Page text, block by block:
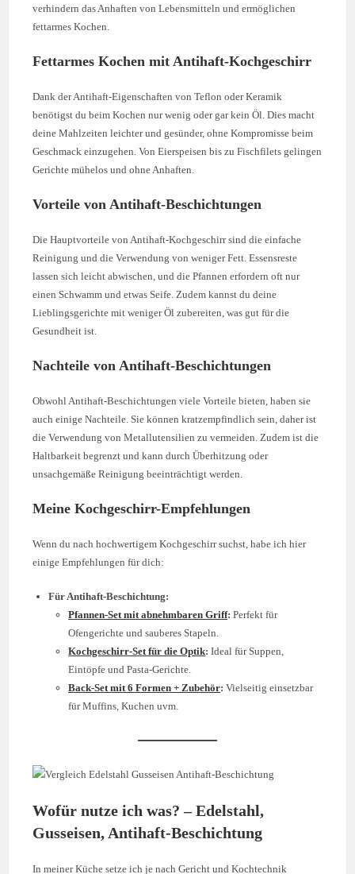
verhindern das Anhaften von Lebensmitteln und ermöglichen
fettarmes Kochen.
Fettarmes Kochen mit Antihaft-Kochgeschirr
Dank der Antihaft-Eigenschaften von Teflon oder Keramik
benötigst du beim Kochen nur wenig oder gar kein Öl. Dies macht
deine Mahlzeiten leichter und gesünder, ohne Kompromisse beim
Geschmack einzugehen. Von Eierspeisen bis zu Fischfilets gelingen
Gerichte mühelos und ohne Anhaften.
Vorteile von Antihaft-Beschichtungen
Die Hauptvorteile von Antihaft-Kochgeschirr sind die einfache
Reinigung und die Verwendung von weniger Fett. Essensreste
lassen sich leicht abwischen, und die Pfannen erfordern oft nur
einen Schwamm und etwas Seife. Zudem kannst du deine
Lieblingsgerichte mit weniger Öl zubereiten, was gut für die
Gesundheit ist.
Nachteile von Antihaft-Beschichtungen
Obwohl Antihaft-Beschichtungen viele Vorteile bieten, haben sie
auch einige Nachteile. Sie können kratzempfindlich sein, daher ist
die Verwendung von Metallutensilien zu vermeiden. Zudem ist die
Haltbarkeit begrenzt und kann durch Überhitzung oder
unsachgemäße Reinigung beeinträchtigt werden.
Meine Kochgeschirr-Empfehlungen
Wenn du nach hochwertigem Kochgeschirr suchst, habe ich hier
einige Empfehlungen für dich:
Für Antihaft-Beschichtung:
Pfannen-Set mit abnehmbaren Griff:Perfekt für
Ofengerichte und sauberes Stapeln.
Kochgeschirr-Set für die Optik: Ideal für Suppen,
Eintöpfe und Pasta-Gerichte.
Back-Set mit 6 Formen + Zubehör: Vielseitig einsetzbar
für Muffins, Kuchen uvm.
Wofür nutze ich was? – Edelstahl,
Gusseisen, Antihaft-Beschichtung
In meiner Küche setze ich je nach Gericht und Kochtechnik